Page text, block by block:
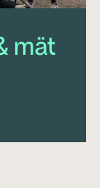
mät